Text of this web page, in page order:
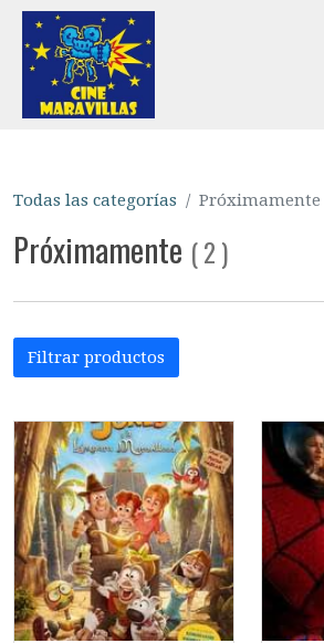
Todas las categorías Próximamente
Próximamente (2 )
Filtrar productos